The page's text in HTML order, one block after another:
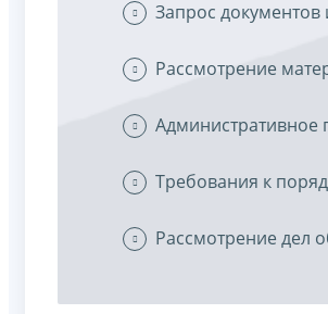
Запрос
Рассмотрение
Административное
Требования к
Рассмотрение дел